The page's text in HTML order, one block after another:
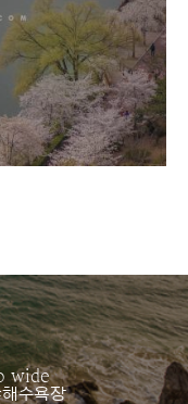
wide
수욕장